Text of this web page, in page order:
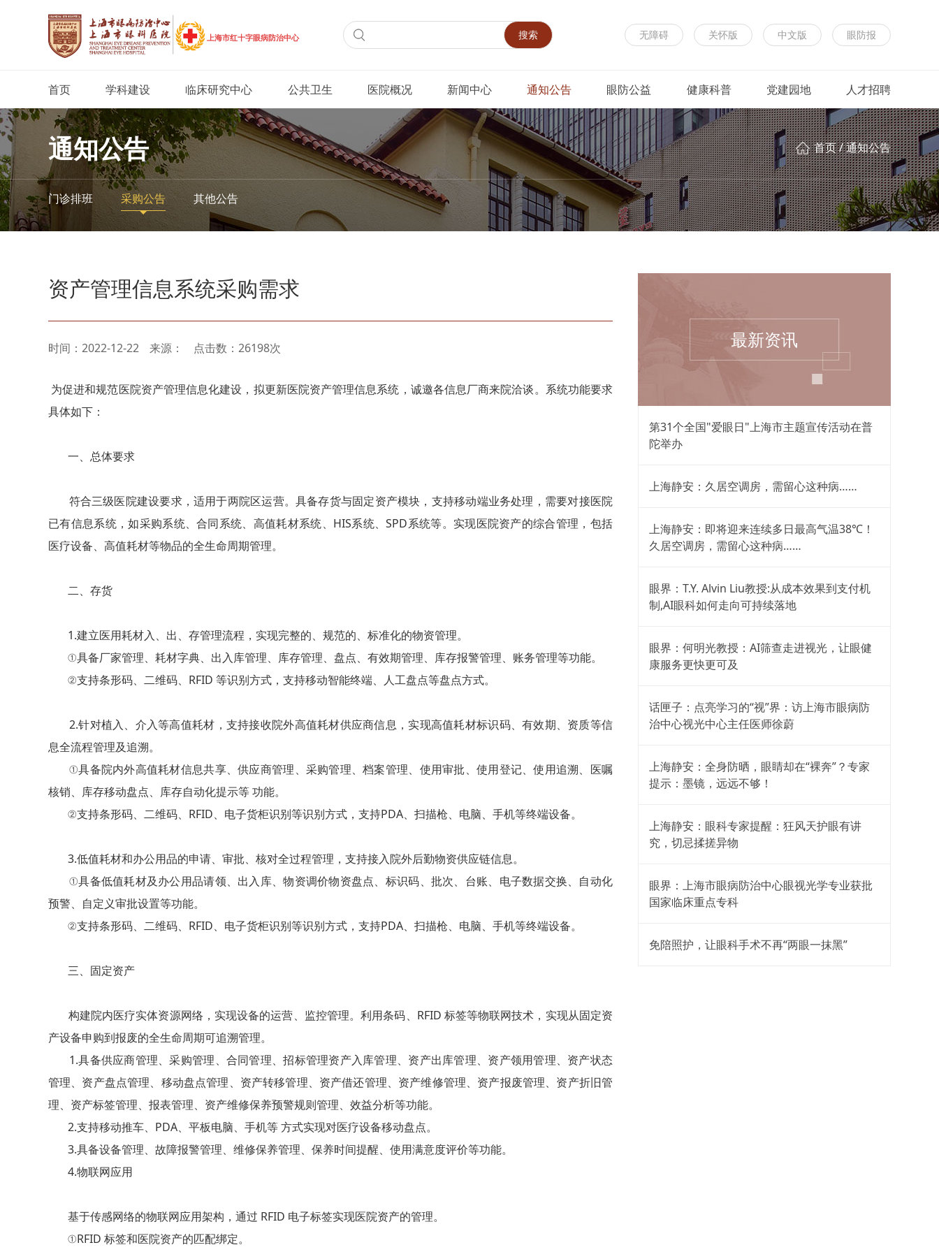
搜索 无障碍 关怀版 中文版 眼防报
首页 学科建设 临床研究中心 公共卫生 医院概况 新闻中心 通知公告 眼防公益 健康科普 党建园地 人才招聘
通知公告 首页/通知公告
门诊排班 采购公告 其他公告
资产管理信息系统采购需求
时间：2022-12-22 来源： 点击数：26198次
为促进和规范医院资产管理信息化建设，拟更新医院资产管理信息系统，诚邀各信息厂商来院洽谈。系统功能要求
具体如下：
一、总体要求
符合三级医院建设要求，适用于两院区运营。具备存货与固定资产模块，支持移动端业务处理，需要对接医院
已有信息系统，如采购系统、合同系统、高值耗材系统、HIS系统、SPD系统等。实现医院资产的综合管理，包括
医疗设备、高值耗材等物品的全生命周期管理。
二、存货
1.建立医用耗材入、出、存管理流程，实现完整的、规范的、标准化的物资管理。
①具备厂家管理、耗材字典、出入库管理、库存管理、盘点、有效期管理、库存报警管理、账务管理等功能。
②支持条形码、二维码、RFID 等识别方式，支持移动智能终端、人工盘点等盘点方式。
2.针对植入、介入等高值耗材，支持接收院外高值耗材供应商信息，实现高值耗材标识码、有效期、资质等信
息全流程管理及追溯。
①具备院内外高值耗材信息共享、供应商管理、采购管理、档案管理、使用审批、使用登记、使用追溯、医嘱
核销、库存移动盘点、库存自动化提示等 功能。
②支持条形码、二维码、RFID、电子货柜识别等识别方式，支持PDA、扫描枪、电脑、手机等终端设备。
3.低值耗材和办公用品的申请、审批、核对全过程管理，支持接入院外后勤物资供应链信息。
①具备低值耗材及办公用品请领、出入库、物资调价物资盘点、标识码、批次、台账、电子数据交换、自动化
预警、自定义审批设置等功能。
②支持条形码、二维码、RFID、电子货柜识别等识别方式，支持PDA、扫描枪、电脑、手机等终端设备。
三、固定资产
构建院内医疗实体资源网络，实现设备的运营、监控管理。利用条码、RFID 标签等物联网技术，实现从固定资
产设备申购到报废的全生命周期可追溯管理。
1.具备供应商管理、采购管理、合同管理、招标管理资产入库管理、资产出库管理、资产领用管理、资产状态
管理、资产盘点管理、移动盘点管理、资产转移管理、资产借还管理、资产维修管理、资产报废管理、资产折旧管
理、资产标签管理、报表管理、资产维修保养预警规则管理、效益分析等功能。
2.支持移动推车、PDA、平板电脑、手机等 方式实现对医疗设备移动盘点。
3.具备设备管理、故障报警管理、维修保养管理、保养时间提醒、使用满意度评价等功能。
4.物联网应用
基于传感网络的物联网应用架构，通过 RFID 电子标签实现医院资产的管理。
①RFID 标签和医院资产的匹配绑定。
最新资讯
第31个全国"爱眼日"上海市主题宣传活动在普
陀举办
上海静安：久居空调房，需留心这种病……
上海静安：即将迎来连续多日最高气温38℃！
久居空调房，需留心这种病……
眼界：T.Y. Alvin Liu教授:从成本效果到支付机
制,AI眼科如何走向可持续落地
眼界：何明光教授：AI筛查走进视光，让眼健
康服务更快更可及
话匣子：点亮学习的“视”界：访上海市眼病防
治中心视光中心主任医师徐蔚
上海静安：全身防晒，眼睛却在“裸奔”？专家
提示：墨镜，远远不够！
上海静安：眼科专家提醒：狂风天护眼有讲
究，切忌揉搓异物
眼界：上海市眼病防治中心眼视光学专业获批
国家临床重点专科
免陪照护，让眼科手术不再“两眼一抹黑”